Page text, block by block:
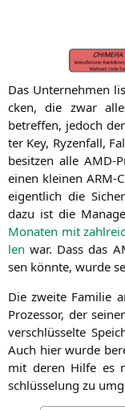
Das Unter­neh­men
cken, die zwar
betref­fen, jedoch
ter Key, Ryzen­fall,
besit­zen alle AMD-
einen klei­nen ARM-
eigent­lich die
dazu ist die
Mona­ten mit
len war. Dass das
sen könn­te, wur­de
Die zwei­te Fami­lie
Pro­zes­sor, der
ver­schlüs­sel­te
Auch hier wur­de
mit deren Hil­fe es
schlüs­se­lung zu